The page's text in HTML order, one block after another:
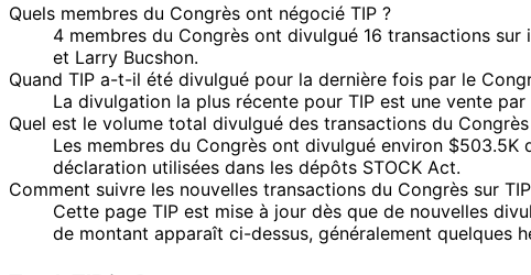
Quels membres du Congrès ont négocié TIP ?
4 membres du Congrès ont divulgué 16 transactions
et Larry Bucshon.
Quand TIP a-t-il été divulgué pour la dernière fois par le
La divulgation la plus récente pour TIP est une vente
Quel est le volume total divulgué des transactions du Congrès
Les membres du Congrès ont divulgué environ
déclaration utilisées dans les dépôts STOCK Act.
Comment suivre les nouvelles transactions du Congrès sur
Cette page TIP est mise à jour dès que de nouvelles
de montant apparaît ci-dessus, généralement quelques